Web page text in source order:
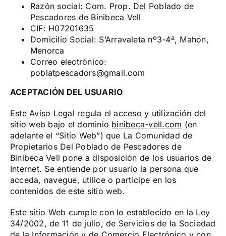
Razón social: Com. Prop. Del Poblado de
Pescadores de Binibeca Vell
CIF: H07201635
Domicilio Social: S’Arravaleta nº3-4ª, Mahón,
Menorca
Correo electrónico:
poblatpescadors@gmail.com
ACEPTACIÓN DEL USUARIO
Este Aviso Legal regula el acceso y utilización del
sitio web bajo el dominio binibeca-vell.com (en
adelante el “Sitio Web”) que La Comunidad de
Propietarios Del Poblado de Pescadores de
Binibeca Vell pone a disposición de los usuarios de
Internet. Se entiende por usuario la persona que
acceda, navegue, utilice o participe en los
contenidos de este sitio web.
Este sitio Web cumple con lo establecido en la Ley
34/2002, de 11 de julio, de Servicios de la Sociedad